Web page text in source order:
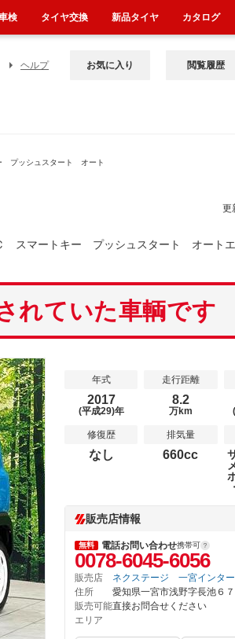
ヘルプ お気に入り 閲覧履歴
プッシュスタート オート
更
スマートキー プッシュスタート オート
れていた車輌です
年式
2017
(平成29)年
走行距離
8.2
万km
修復歴
なし
排気量
660cc
販売店情報
無料 電話お問い合わせ携帯可
0078-6045-6056
販売店
ネクステージ 一宮インタ
住所
愛知県一宮市浅野字長池６７
販売可能
エリア
直接お問合せください
検 タイヤ交換 新品タイヤ カタログ